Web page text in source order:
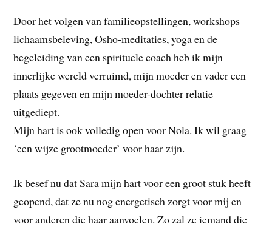
Door het volgen van familieopstellingen, workshops
lichaamsbeleving, Osho-meditaties, yoga en de
begeleiding van een spirituele coach heb ik mijn
innerlijke wereld verruimd, mijn moeder en vader een
plaats gegeven en mijn moeder-dochter relatie
uitgediept.
Mijn hart is ook volledig open voor Nola. Ik wil graag
‘een wijze grootmoeder’ voor haar zijn.
Ik besef nu dat Sara mijn hart voor een groot stuk heeft
geopend, dat ze nu nog energetisch zorgt voor mij en
voor anderen die haar aanvoelen. Zo zal ze iemand die